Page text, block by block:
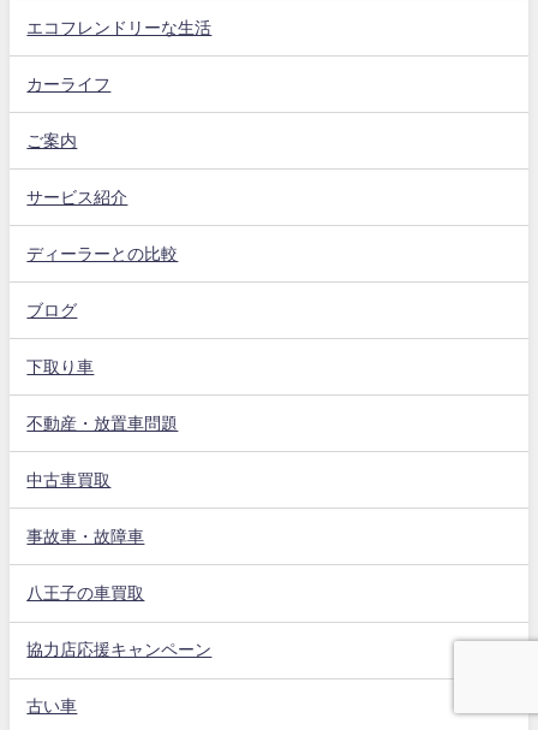
エコフレンドリーな生活
カーライフ
ご案内
サービス紹介
ディーラーとの比較
ブログ
下取り車
不動産・放置車問題
中古車買取
事故車・故障車
八王子の車買取
協力店応援キャンペーン
古い車